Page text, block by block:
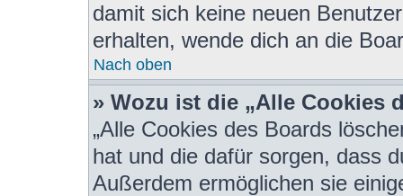
damit sich keine neuen
erhalten, wende dich an die
Nach oben
» Wozu ist die „Alle Cookies
„Alle Cookies des Boards
hat und die dafür sorgen, dass
Außerdem ermöglichen sie